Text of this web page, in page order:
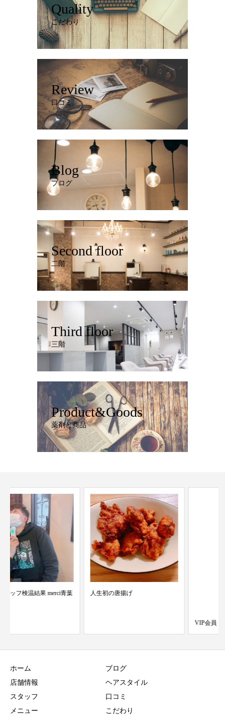
Quality
こだわり
Review
口コミ
Blog
ブログ
Second floor
二階
Third floor
三階
Product&Goods
薬剤と商品
人生初の唐揚げ
ホーム
店舗情報
スタッフ
メニュー
ブログ
ヘアスタイル
口コミ
こだわり